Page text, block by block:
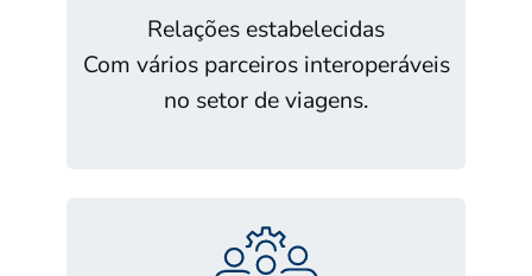
Relações estabelecidas
Com vários parceiros interoperáveis
no setor de viagens.